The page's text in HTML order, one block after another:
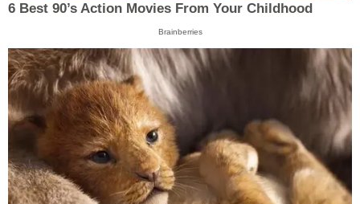
6 Best 90’s Action Movies From Your Childhood
Brainberries